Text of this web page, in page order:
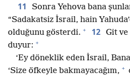
11
Sonra Yehova bana
“Sadakatsiz İsrail, hain
olduğunu gösterdi. + 12 Git
duyur: +
‘Ey döneklik eden İsrail,
‘Size öfkeyle bakmayacağım, +